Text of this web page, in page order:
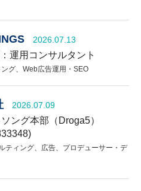
2026.07.13
運用コンサルタント
グ Web広告運用・SEO
2026.07.09
ング本部（Droga5）
ティング 広告
プロデューサー・デ